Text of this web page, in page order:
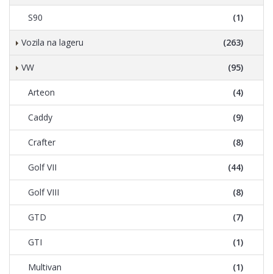
S90 (1)
Vozila na lageru (263)
VW (95)
Arteon (4)
Caddy (9)
Crafter (8)
Golf VII (44)
Golf VIII (8)
GTD (7)
GTI (1)
Multivan (1)